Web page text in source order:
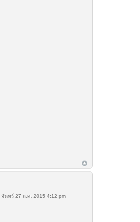
จันทร์ 27 ก.ค. 2015 4:12 pm